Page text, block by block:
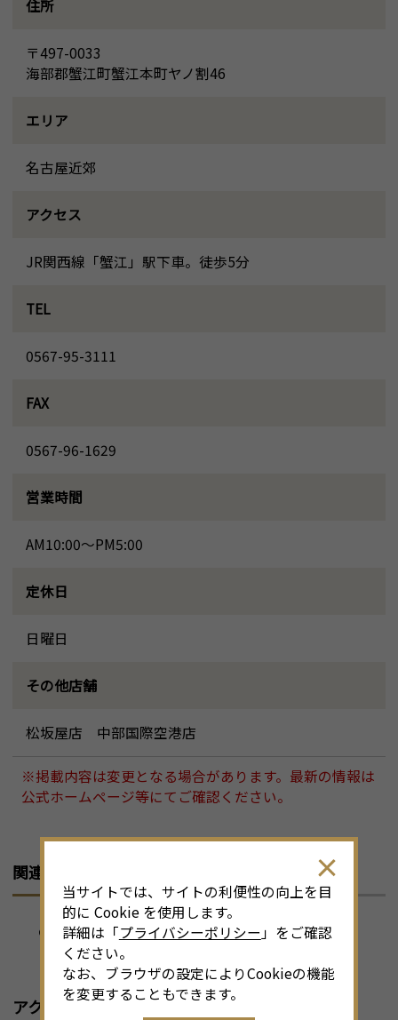
住所
〒497-0033
海部郡蟹江町蟹江本町ヤノ割46
エリア
名古屋近郊
アクセス
JR関西線「蟹江」駅下車。徒歩5分
TEL
0567-95-3111
FAX
0567-96-1629
営業時間
AM10:00～PM5:00
定休日
日曜日
その他店舗
松坂屋店 中部国際空港店
※掲載内容は変更となる場合があります。最新の情報は
公式ホームページ等にてご確認ください。
関連リンク
株式会社若菜
アクセスマップ
当サイトでは、サイトの利便性の向上を目
的に Cookie を使用します。
詳細は「プライバシーポリシー 」をご確認
ください。
なお、ブラウザの設定によりCookieの機能
を変更することもできます。